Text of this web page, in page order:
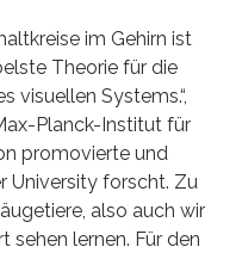
im Gehirn ist
Theorie für die
visuellen Systems.“,
Planck-Institut für
promovierte und
University forscht. Zu
also auch wir
sehen lernen. Für den